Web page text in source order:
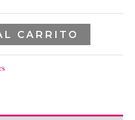
CARRITO